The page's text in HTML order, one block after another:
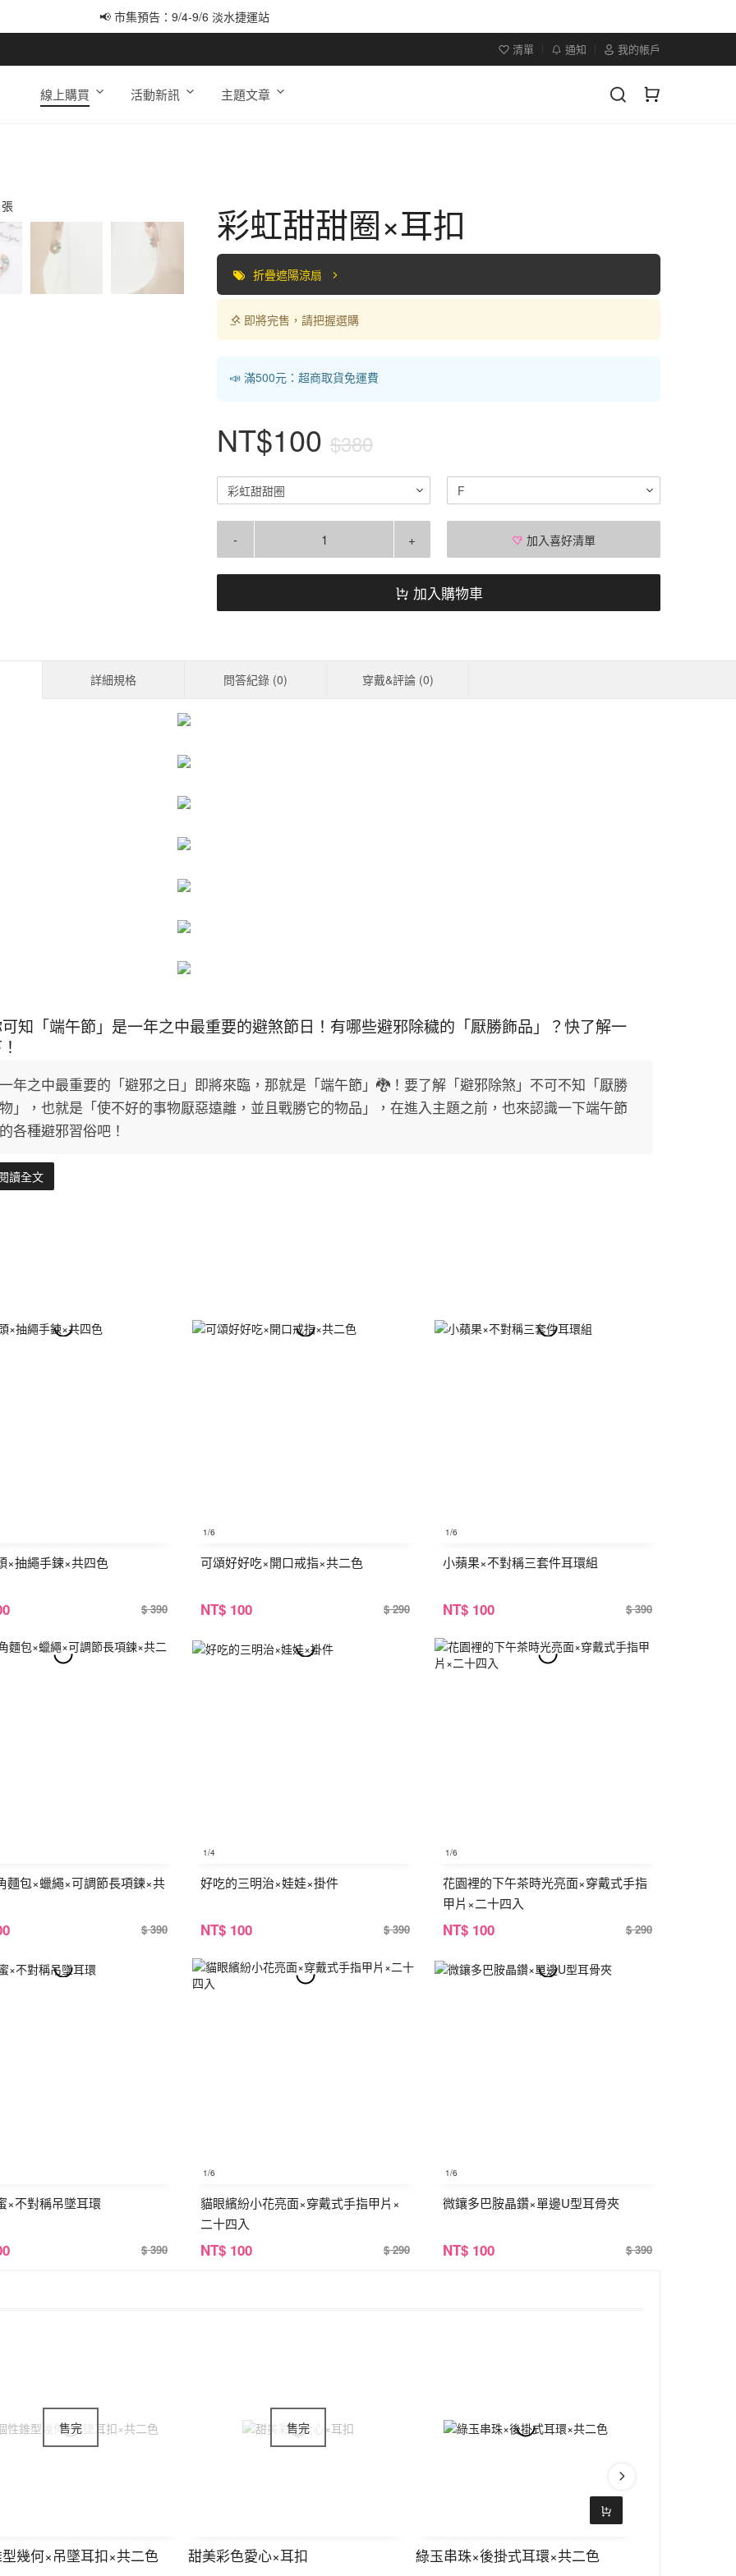
📢 市集預告：9/4-9/6 淡水捷運站
清單 通知 我的帳戶
線上購買 活動新訊 主題文章
彩虹甜甜圈×耳扣
折疊遮陽涼扇
即將完售，請把握選購
📣 滿500元：超商取貨免運費
NT$100 $380
彩虹甜甜圈 F
- + 加入喜好清單
加入購物車
詳細規格 問答紀錄 (0) 穿戴&評論 (0)
知「端午節」是一年之中最重要的避煞節日！有哪些避邪除穢的「厭勝飾品」？快了解一
一年之中最重要的「避邪之日」即將來臨，那就是「端午節」🐉！要了解「避邪除煞」不可不知「厭勝
物」，也就是「使不好的事物厭惡遠離，並且戰勝它的物品」，在進入主題之前，也來認識一下端午節
的各種避邪習俗吧！
讀全文
×抽繩手鍊×共四色
$ 390
1/6
可頌好好吃×開口戒指×共二色
NT$ 100 $ 290
1/6
小蘋果×不對稱三套件耳環組
NT$ 100 $ 390
麵包×蠟繩×可調節長項鍊×共
$ 390
1/4
好吃的三明治×娃娃×掛件
NT$ 100 $ 390
1/6
花園裡的下午茶時光亮面×穿戴式手指
甲片×二十四入
NT$ 100 $ 290
×不對稱吊墜耳環
$ 390
1/6
貓眼繽紛小花亮面×穿戴式手指甲片×
二十四入
NT$ 100 $ 290
1/6
微鑲多巴胺晶鑽×單邊U型耳骨夾
NT$ 100 $ 390
幾何×吊墜耳扣×共二色 甜美彩色愛心×耳扣 綠玉串珠×後掛式耳環×共二色